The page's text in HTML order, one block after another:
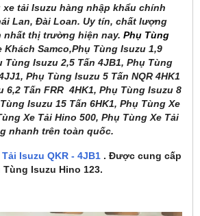
tải Isuzu hàng nhập khẩu chính
Lan, Đài Loan. Uy tín, chất lượng
nhất thị trường hiện nay. Phụ Tùng
Khách Samco,Phụ Tùng Isuzu 1,9
Tùng Isuzu 2,5 Tấn 4JB1, Phụ Tùng
Phụ Tùng Isuzu 5 Tấn NQR 4HK1
6,2 Tấn FRR 4HK1, Phụ Tùng Isuzu 8
Isuzu 15 Tấn 6HK1, Phụ Tùng Xe
Xe Tải Hino 500, Phụ Tùng Xe Tải
nhanh trên toàn quốc.
Isuzu QKR - 4JB1 . Được cung cấp
Isuzu Hino 123.